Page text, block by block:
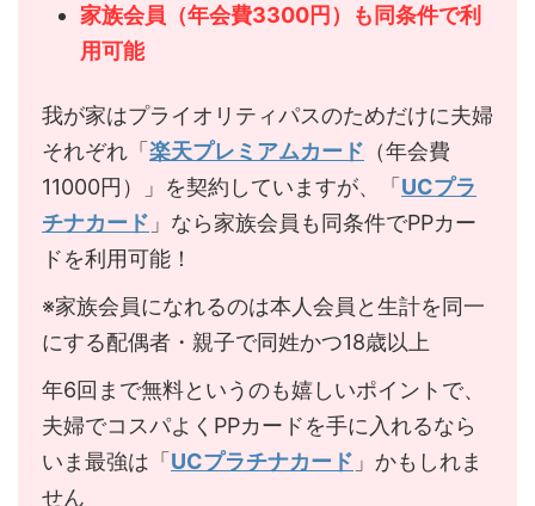
家族会員（年会費3300円）も同条件で利
用可能
我が家はプライオリティパスのためだけに夫婦
それぞれ「 楽天プレミアムカード （年会費
11000円）」を契約していますが、「 UCプラ
チナカード 」なら家族会員も同条件でPPカー
ドを利用可能！
※家族会員になれるのは本人会員と生計を同一
にする配偶者・親子で同姓かつ18歳以上
年6回まで無料というのも嬉しいポイントで、
夫婦でコスパよくPPカードを手に入れるなら
いま最強は「 UCプラチナカード 」かもしれま
せん